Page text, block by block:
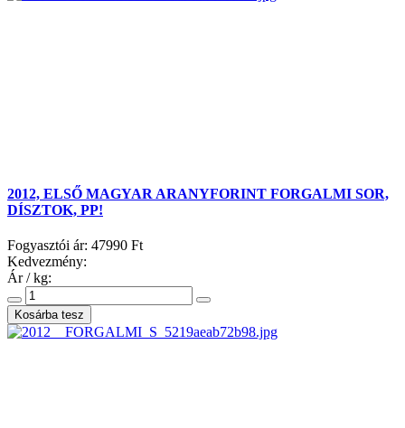
2012, ELSŐ MAGYAR ARANYFORINT FORGALMI SOR,
DÍSZTOK, PP!
Fogyasztói ár: 47990 Ft
Kedvezmény:
Ár / kg: